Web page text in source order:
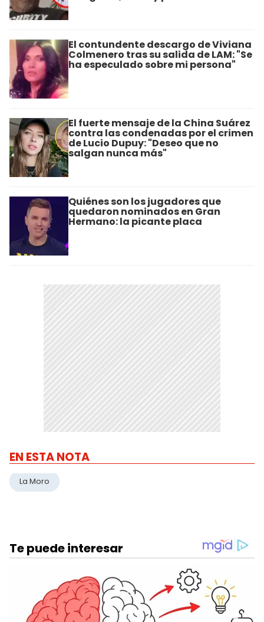
El contundente descargo de Viviana
Colmenero tras su salida de LAM: "Se
ha especulado sobre mi persona"
El fuerte mensaje de la China Suárez
contra las condenadas por el crimen
de Lucio Dupuy: "Deseo que no
salgan nunca más"
Quiénes son los jugadores que
quedaron nominados en Gran
Hermano: la picante placa
EN ESTA NOTA
La Moro